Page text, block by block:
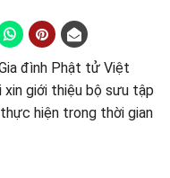
đình Phật tử Việt
giới thiệu bộ sưu tập
hiện trong thời gian